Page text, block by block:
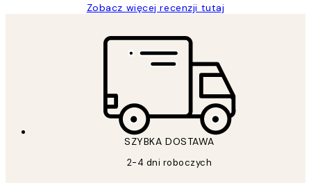
Zobacz więcej recenzji tutaj
SZYBKA DOSTAWA
2-4 dni roboczych